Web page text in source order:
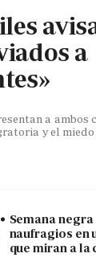
a
a ambos
y el miedo
Semana
naufragios en
que miran a la